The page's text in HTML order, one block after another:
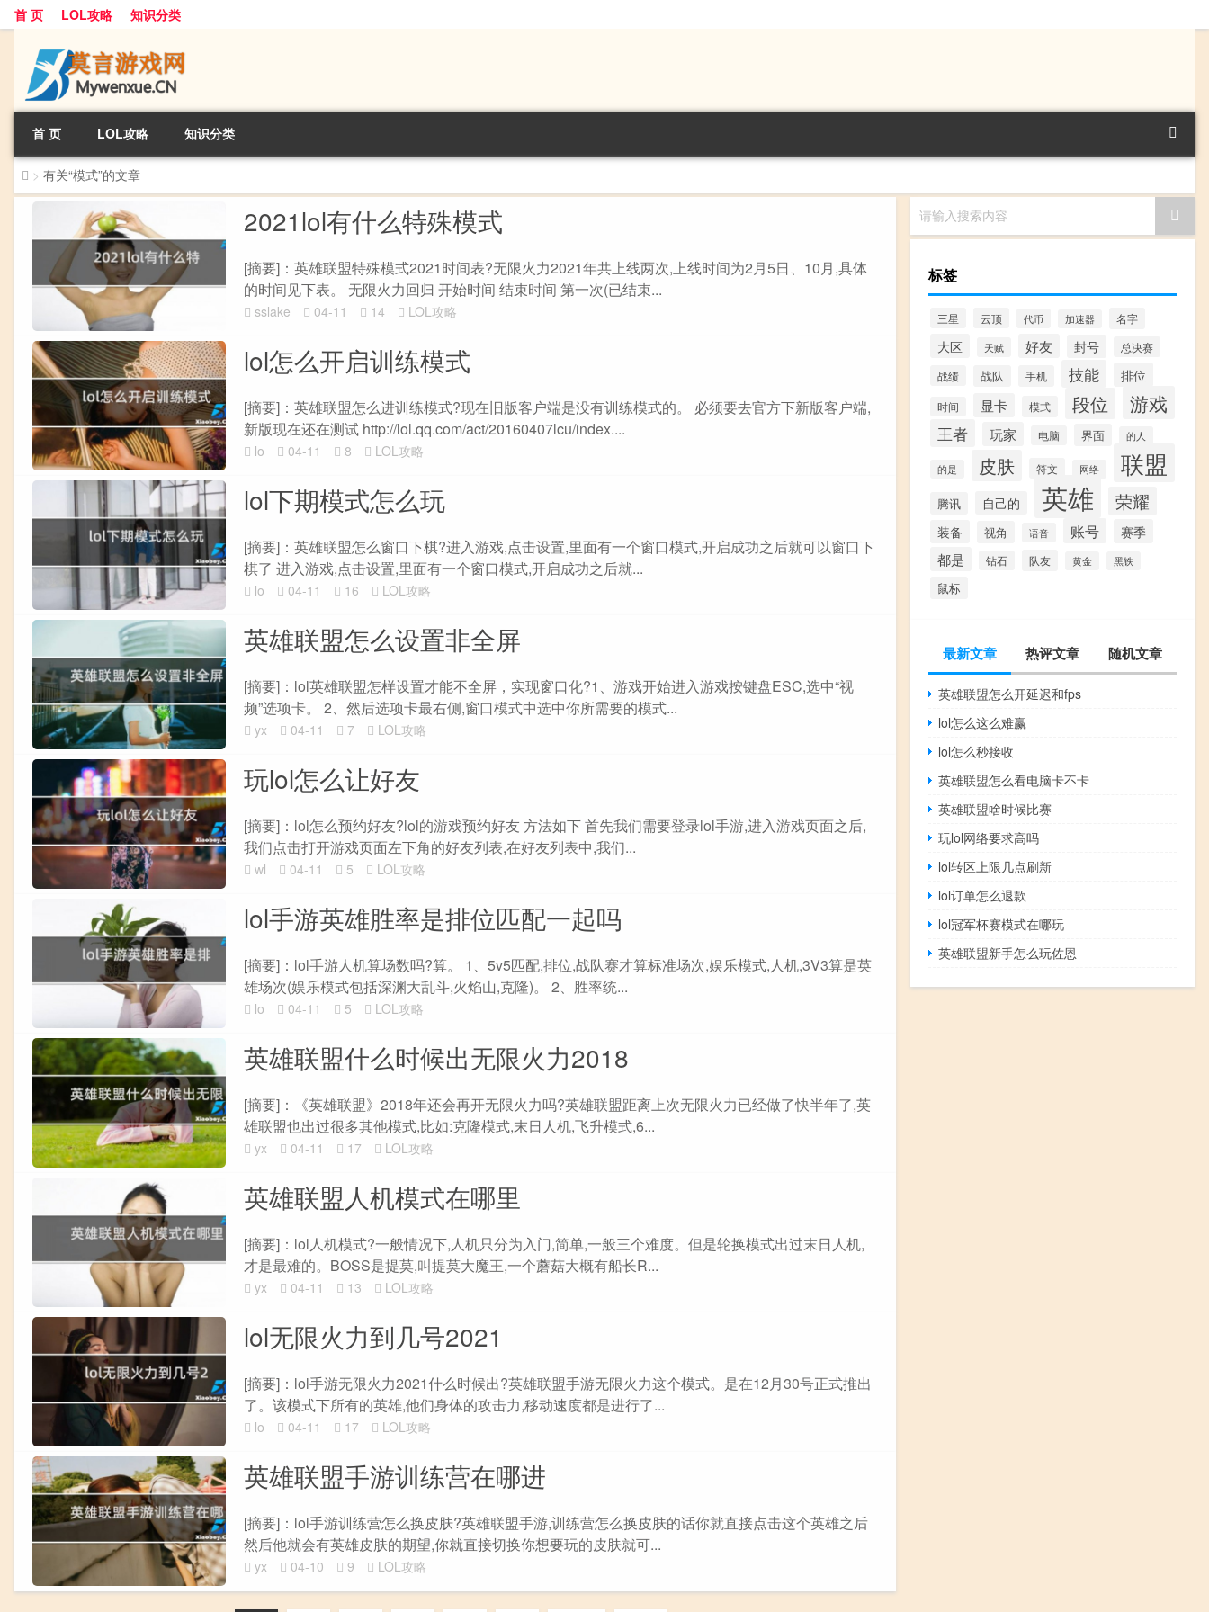
首 页 LOL攻略 知识分类
首 页 LOL攻略 知识分类
> 有关“模式”的文章
2021lol有什么特殊模式
[摘要]：英雄联盟特殊模式2021时间表?无限火力2021年共上线两次,上线时间为2月5日、10月,具体
的时间见下表。 无限火力回归 开始时间 结束时间 第一次(已结束...
sslake 04-11 14 LOL攻略
lol怎么开启训练模式
[摘要]：英雄联盟怎么进训练模式?现在旧版客户端是没有训练模式的。 必须要去官方下新版客户端,
新版现在还在测试 http://lol.qq.com/act/20160407lcu/index....
lo 04-11 8 LOL攻略
lol下期模式怎么玩
[摘要]：英雄联盟怎么窗口下棋?进入游戏,点击设置,里面有一个窗口模式,开启成功之后就可以窗口下
棋了 进入游戏,点击设置,里面有一个窗口模式,开启成功之后就...
lo 04-11 16 LOL攻略
英雄联盟怎么设置非全屏
[摘要]：lol英雄联盟怎样设置才能不全屏，实现窗口化?1、游戏开始进入游戏按键盘ESC,选中“视
频”选项卡。 2、然后选项卡最右侧,窗口模式中选中你所需要的模式...
yx 04-11 7 LOL攻略
玩lol怎么让好友
[摘要]：lol怎么预约好友?lol的游戏预约好友 方法如下 首先我们需要登录lol手游,进入游戏页面之后,
我们点击打开游戏页面左下角的好友列表,在好友列表中,我们...
wl 04-11 5 LOL攻略
lol手游英雄胜率是排位匹配一起吗
[摘要]：lol手游人机算场数吗?算。 1、5v5匹配,排位,战队赛才算标准场次,娱乐模式,人机,3V3算是英
雄场次(娱乐模式包括深渊大乱斗,火焰山,克隆)。 2、胜率统...
lo 04-11 5 LOL攻略
英雄联盟什么时候出无限火力2018
[摘要]：《英雄联盟》2018年还会再开无限火力吗?英雄联盟距离上次无限火力已经做了快半年了,英
雄联盟也出过很多其他模式,比如:克隆模式,末日人机,飞升模式,6...
yx 04-11 17 LOL攻略
英雄联盟人机模式在哪里
[摘要]：lol人机模式?一般情况下,人机只分为入门,简单,一般三个难度。但是轮换模式出过末日人机,
才是最难的。BOSS是提莫,叫提莫大魔王,一个蘑菇大概有船长R...
yx 04-11 13 LOL攻略
lol无限火力到几号2021
[摘要]：lol手游无限火力2021什么时候出?英雄联盟手游无限火力这个模式。是在12月30号正式推出
了。该模式下所有的英雄,他们身体的攻击力,移动速度都是进行了...
lo 04-11 17 LOL攻略
英雄联盟手游训练营在哪进
[摘要]：lol手游训练营怎么换皮肤?英雄联盟手游,训练营怎么换皮肤的话你就直接点击这个英雄之后
然后他就会有英雄皮肤的期望,你就直接切换你想要玩的皮肤就可...
yx 04-10 9 LOL攻略
请输入搜索内容
标签
三星 云顶 代币 加速器 名字
大区 天赋 好友 封号
总决赛
战绩
战队 手机 技能 排位
时间 显卡 模式 段位 游戏
王者 玩家 电脑 界面 的人
的是 皮肤 符文 网络 联盟
腾讯 自己的 英雄 荣耀
装备 视角 语音 账号
赛季
都是
钻石 队友 黄金 黑铁
鼠标
最新文章 热评文章 随机文章
英雄联盟怎么开延迟和fps
lol怎么这么难赢
lol怎么秒接收
英雄联盟怎么看电脑卡不卡
英雄联盟啥时候比赛
玩lol网络要求高吗
lol转区上限几点刷新
lol订单怎么退款
lol冠军杯赛模式在哪玩
英雄联盟新手怎么玩佐恩